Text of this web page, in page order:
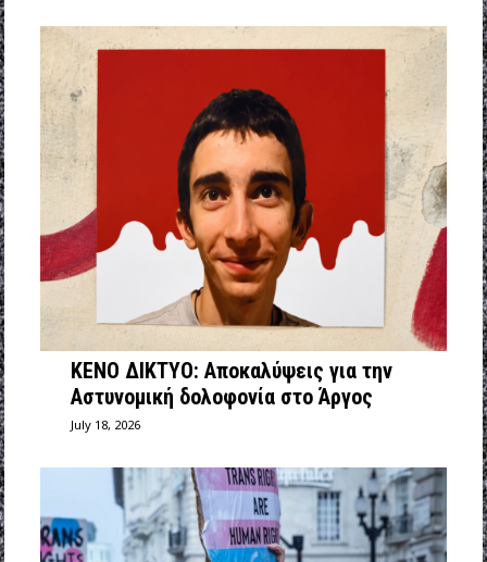
ΚΕΝΟ ΔΙΚΤΥΟ: Αποκαλύψεις για την
Αστυνομική δολοφονία στο Άργος
July 18, 2026